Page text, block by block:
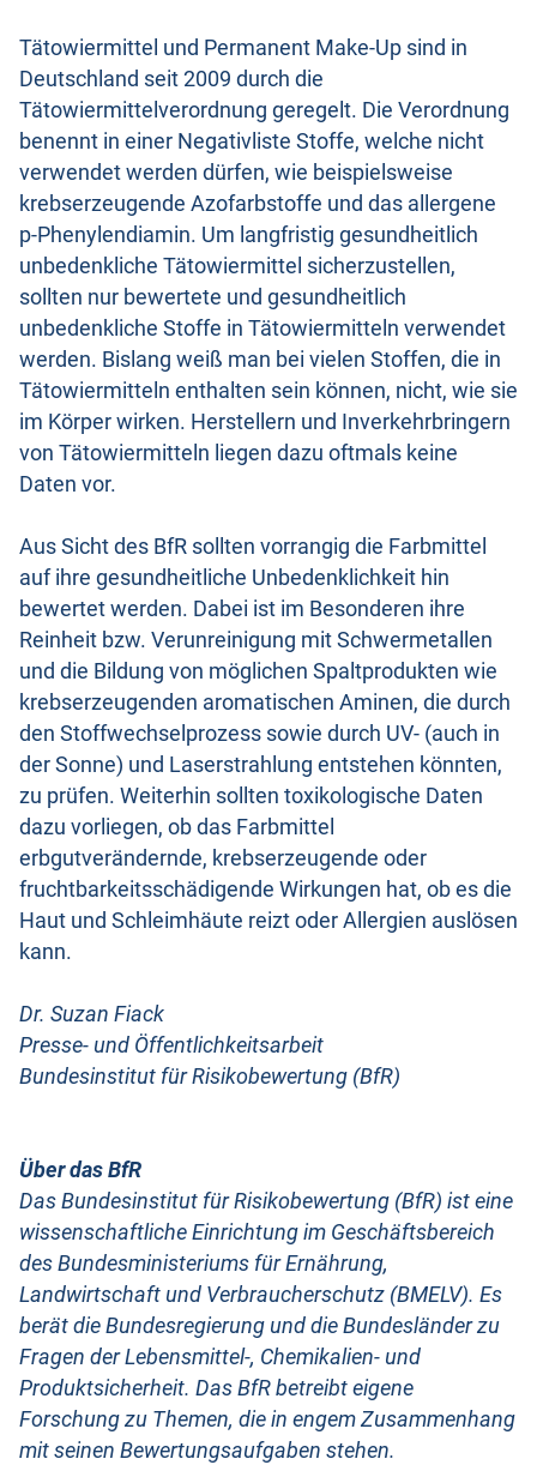
Tätowiermittel und Permanent Make-Up sind in
Deutschland seit 2009 durch die
Tätowiermittelverordnung geregelt. Die Verordnung
benennt in einer Negativliste Stoffe, welche nicht
verwendet werden dürfen, wie beispielsweise
krebserzeugende Azofarbstoffe und das allergene
p-Phenylendiamin. Um langfristig gesundheitlich
unbedenkliche Tätowiermittel sicherzustellen,
sollten nur bewertete und gesundheitlich
unbedenkliche Stoffe in Tätowiermitteln verwendet
werden. Bislang weiß man bei vielen Stoffen, die in
Tätowiermitteln enthalten sein können, nicht, wie sie
im Körper wirken. Herstellern und Inverkehrbringern
von Tätowiermitteln liegen dazu oftmals keine
Daten vor.
Aus Sicht des BfR sollten vorrangig die Farbmittel
auf ihre gesundheitliche Unbedenklichkeit hin
bewertet werden. Dabei ist im Besonderen ihre
Reinheit bzw. Verunreinigung mit Schwermetallen
und die Bildung von möglichen Spaltprodukten wie
krebserzeugenden aromatischen Aminen, die durch
den Stoffwechselprozess sowie durch UV- (auch in
der Sonne) und Laserstrahlung entstehen könnten,
zu prüfen. Weiterhin sollten toxikologische Daten
dazu vorliegen, ob das Farbmittel
erbgutverändernde, krebserzeugende oder
fruchtbarkeitsschädigende Wirkungen hat, ob es die
Haut und Schleimhäute reizt oder Allergien auslösen
kann.
Dr. Suzan Fiack
Presse- und Öffentlichkeitsarbeit
Bundesinstitut für Risikobewertung (BfR)
Über das BfR
Das Bundesinstitut für Risikobewertung (BfR) ist eine
wissenschaftliche Einrichtung im Geschäftsbereich
des Bundesministeriums für Ernährung,
Landwirtschaft und Verbraucherschutz (BMELV). Es
berät die Bundesregierung und die Bundesländer zu
Fragen der Lebensmittel-, Chemikalien- und
Produktsicherheit. Das BfR betreibt eigene
Forschung zu Themen, die in engem Zusammenhang
mit seinen Bewertungsaufgaben stehen.